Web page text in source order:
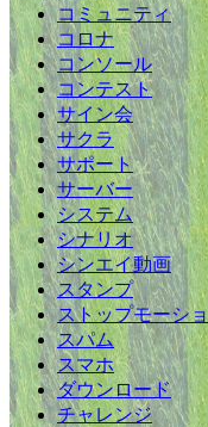
コミュニティ
コロナ
コンソール
コンテスト
サイン会
サクラ
サポート
サーバー
システム
シナリオ
シンエイ動画
スタンプ
ストップモーシ
スパム
スマホ
ダウンロード
チャレンジ